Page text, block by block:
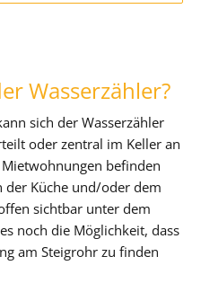
Wasserzähler?
sich der Wasserzähler
oder zentral im Keller an
befinden
der Küche und/oder dem
sichtbar unter dem
noch die Möglichkeit, dass
am Steigrohr zu finden